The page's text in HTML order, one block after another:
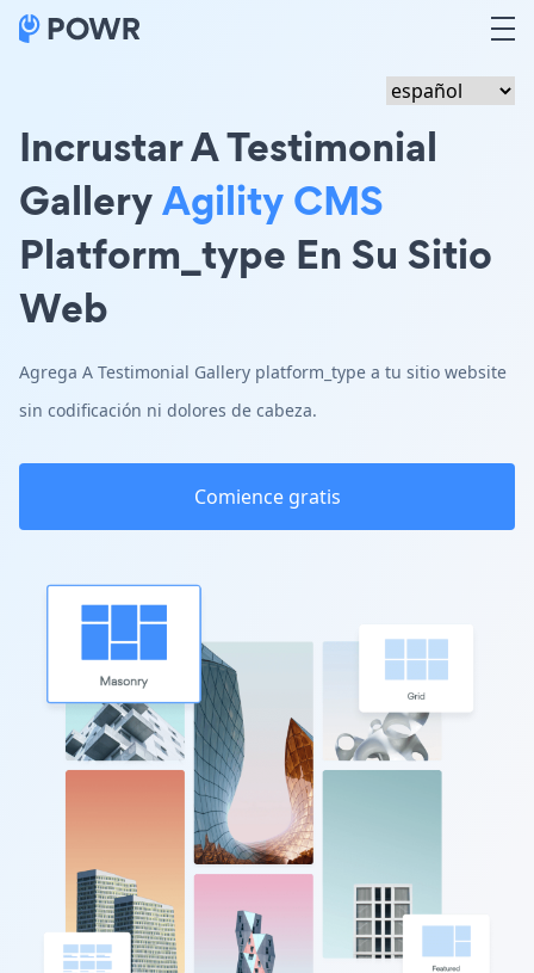
Incrustar A Testimonial
GalleryAgility CMS
Platform_type En Su Sitio
Web
Agrega A Testimonial Gallery platform_type a tu sitio website
sin codificación ni dolores de cabeza.
Comience gratis